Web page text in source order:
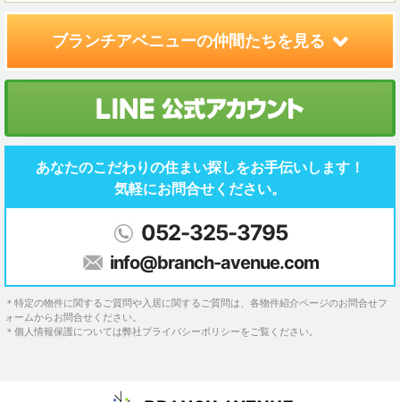
ブランチアベニューの仲間たちを見る
あなたのこだわりの住まい探しをお手伝いします！
気軽にお問合せください。
052-325-3795
info@branch-avenue.com
＊特定の物件に関するご質問や入居に関するご質問は、各物件紹介ページのお問合せフ
ォームからお問合せください。
＊個人情報保護については弊社プライバシーポリシーをご覧ください。